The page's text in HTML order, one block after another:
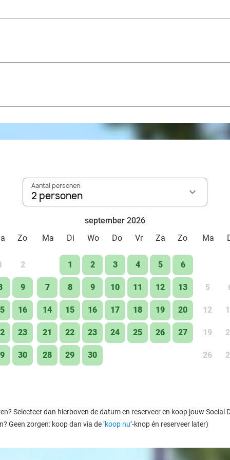
Aantal personen:
2 personen
Zo
2
9
16
23
30
september 2026
Ma
Di Wo Do Vr Za Zo
1 2 3 4 5 6
7 8 9 10 11 12 13
14 15 16 17 18 19 20
21 22 23 24 25 26 27
28 29 30
Ma
5
12
19
26
Selecteer dan hierboven de datum en reserveer en koop jouw Social
Geen zorgen: koop dan via de ‘koop nu’-knop én reserveer later)